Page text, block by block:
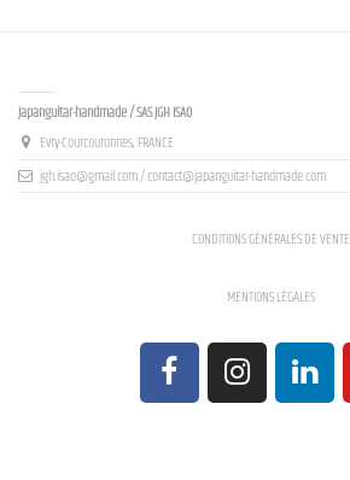
Japanguitar-handmade / SAS JGH ISAO
Evry-Courcouronnes, FRANCE
jgh.isao@gmail.com / contact@japanguitar-handmade.com
CONDITIONS GÉNÉRALES DE VENTE
MENTIONS LÉGALES